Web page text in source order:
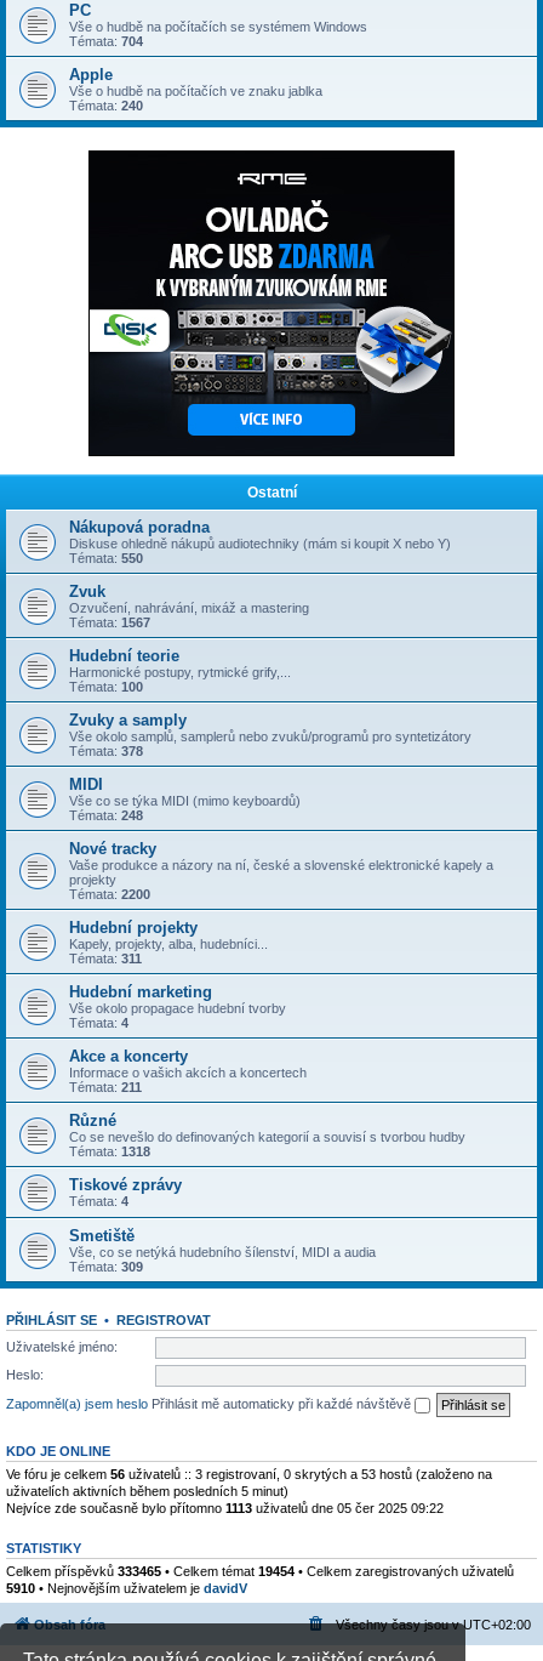
PC
Vše o hudbě na počítačích se systémem Windows
Témata: 704
Apple
Vše o hudbě na počítačích ve znaku jablka
Témata: 240
Ostatní
Nákupová poradna
Diskuse ohledně nákupů audiotechniky (mám si koupit X nebo Y)
Témata: 550
Zvuk
Ozvučení, nahrávání, mixáž a mastering
Témata: 1567
Hudební teorie
Harmonické postupy, rytmické grify,...
Témata: 100
Zvuky a samply
Vše okolo samplů, samplerů nebo zvuků/programů pro syntetizátory
Témata: 378
MIDI
Vše co se týka MIDI (mimo keyboardů)
Témata: 248
Nové tracky
Vaše produkce a názory na ní, české a slovenské elektronické kapely a
projekty
Témata: 2200
Hudební projekty
Kapely, projekty, alba, hudebníci...
Témata: 311
Hudební marketing
Vše okolo propagace hudební tvorby
Témata: 4
Akce a koncerty
Informace o vašich akcích a koncertech
Témata: 211
Různé
Co se nevešlo do definovaných kategorií a souvisí s tvorbou hudby
Témata: 1318
Tiskové zprávy
Témata: 4
Smetiště
Vše, co se netýká hudebního šílenství, MIDI a audia
Témata: 309
PŘIHLÁSIT SE • REGISTROVAT
Uživatelské jméno:
Heslo:
Zapomněl(a) jsem heslo Přihlásit mě automaticky při každé návštěvě
KDO JE ONLINE
Ve fóru je celkem 56 uživatelů :: 3 registrovaní, 0 skrytých a 53 hostů (založeno na
uživatelích aktivních během posledních 5 minut)
Nejvíce zde současně bylo přítomno 1113 uživatelů dne 05 čer 2025 09:22
STATISTIKY
Celkem příspěvků 333465 • Celkem témat 19454 • Celkem zaregistrovaných uživatelů
5910 • Nejnovějším uživatelem je davidV
Obsah fóra Všechny časy jsou vUTC+02:00